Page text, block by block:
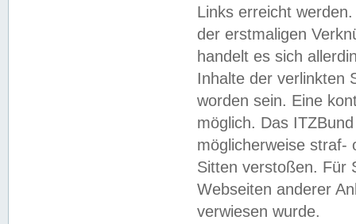
Links erreicht
der erstmaligen
handelt es sich
Inhalte der verlinkten
worden sein. Eine
möglich. Das
möglicherweise straf-
Sitten verstoßen. Für
Webseiten anderer
verwiesen wurde.